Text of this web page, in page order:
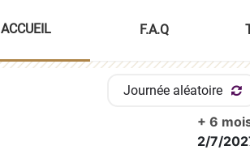
ACCUEIL F.A.Q
Journée aléatoire
+ 6
2/7/